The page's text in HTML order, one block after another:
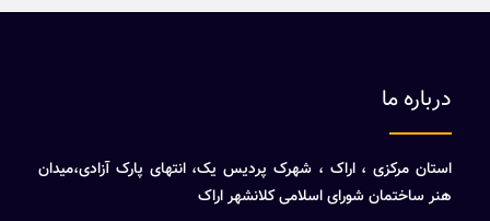
درباره ما
استان مرکزی ، اراک ، شهرک پردیس یک، انتهای پارک آزادی،میدان
هنر ساختمان شورای اسلامی کلانشهر اراک